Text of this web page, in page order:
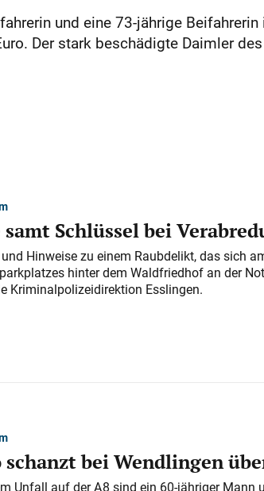
und eine 73-jährige
Der stark beschädigte Daimler
samt Schlüssel bei
Hinweise zu einem Raubdelikt, das sich
hinter dem Waldfriedhof an der
Kriminalpolizeidirektion Esslingen.
bei Wendlingen
Unfall auf der A 8 sind ein 60-jähriger Mann